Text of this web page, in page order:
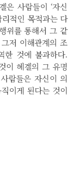
은 사람들이 ‘자신
적인 목적과는 다
위를 통해서 그 같
저 이해관계의 조
한 것에 불과하다.
이 헤겔의 그 유명
람들은 자신이 의
이게 된다는 것이